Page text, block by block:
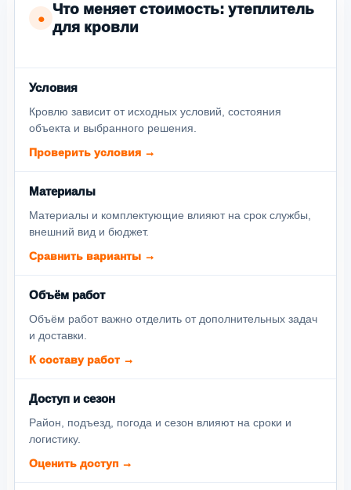
●
Что меняет стоимость: утеплитель
для кровли
Условия
Кровлю зависит от исходных условий, состояния
объекта и выбранного решения.
Проверить условия →
Материалы
Материалы и комплектующие влияют на срок службы,
внешний вид и бюджет.
Сравнить варианты →
Объём работ
Объём работ важно отделить от дополнительных задач
и доставки.
К составу работ →
Доступ и сезон
Район, подъезд, погода и сезон влияют на сроки и
логистику.
Оценить доступ →